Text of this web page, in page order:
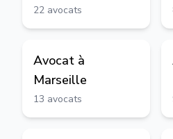
22 avocats
Avocat à
Marseille
13 avocats